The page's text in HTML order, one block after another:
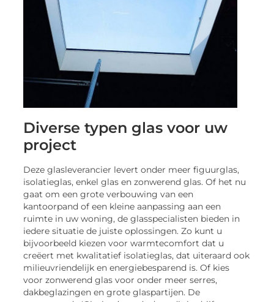
Diverse typen glas voor uw
project
Deze glasleverancier levert onder meer figuurglas,
isolatieglas, enkel glas en zonwerend glas. Of het nu
gaat om een grote verbouwing van een
kantoorpand of een kleine aanpassing aan een
ruimte in uw woning, de glasspecialisten bieden in
iedere situatie de juiste oplossingen. Zo kunt u
bijvoorbeeld kiezen voor warmtecomfort dat u
creëert met kwalitatief isolatieglas, dat uiteraard ook
milieuvriendelijk en energiebesparend is. Of kies
voor zonwerend glas voor onder meer serres,
dakbeglazingen en grote glaspartijen. De